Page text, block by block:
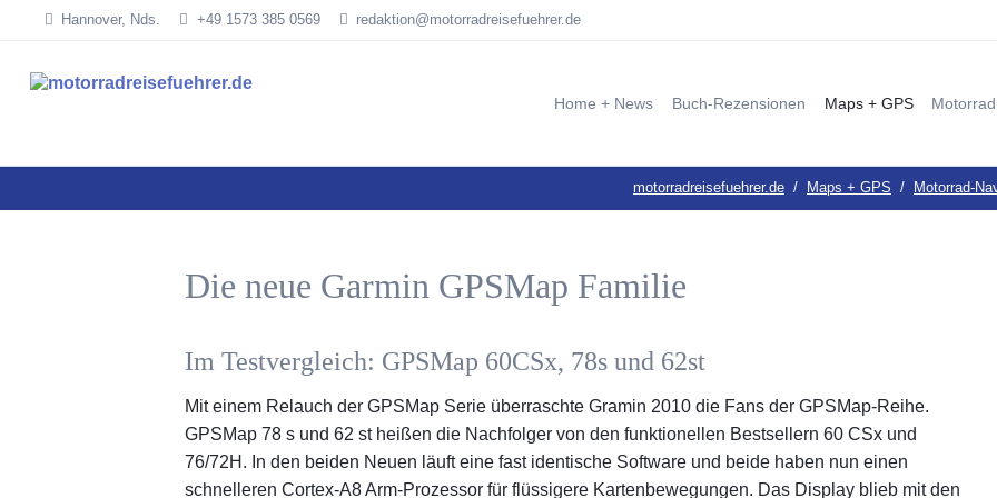
Hannover, Nds. +49 1573 385 0569 redaktion@motorradreisefuehrer.de
Home + News
blog: neustart_flut
BLOG: ITALIENISCHE MOTORRADWERKE
Buch-Rezensionen
Motorrad-Reisebücher
Kulinarische Reisebücher
Bücher von Markus Golletz
Maps + GPS
Motorrad-Navis und
Garmin Zumo Z1
Erfahrungsbericht:
Garmin Instinct Solar
Val
motorradreisefuehrer.de Maps + GPS Motorrad-
Die neue Garmin GPSMap Familie
Im Testvergleich: GPSMap 60CSx, 78s und 62st
Mit einem Relauch der GPSMap Serie überraschte Gramin 2010 die Fans der GPSMap-Reihe.
GPSMap 78 s und 62 st heißen die Nachfolger von den funktionellen Bestsellern 60 CSx und
76/72H. In den beiden Neuen läuft eine fast identische Software und beide haben nun einen
schnelleren Cortex-A8 Arm-Prozessor für flüssigere Kartenbewegungen. Das Display blieb mit den